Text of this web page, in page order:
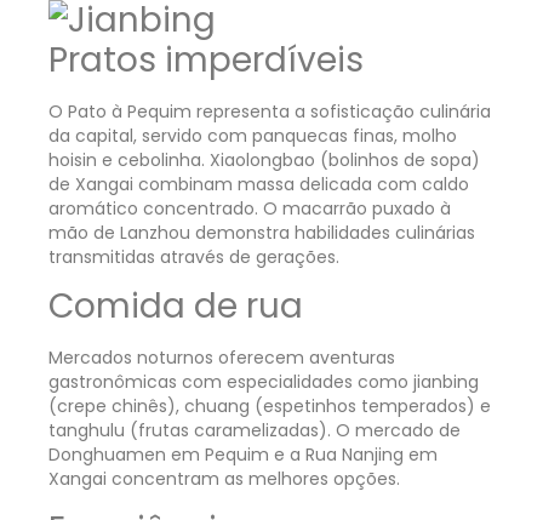
Pratos imperdíveis
O Pato à Pequim representa a sofisticação culinária
da capital, servido com panquecas finas, molho
hoisin e cebolinha. Xiaolongbao (bolinhos de sopa)
de Xangai combinam massa delicada com caldo
aromático concentrado. O macarrão puxado à
mão de Lanzhou demonstra habilidades culinárias
transmitidas através de gerações.
Comida de rua
Mercados noturnos oferecem aventuras
gastronômicas com especialidades como jianbing
(crepe chinês), chuang (espetinhos temperados) e
tanghulu (frutas caramelizadas). O mercado de
Donghuamen em Pequim e a Rua Nanjing em
Xangai concentram as melhores opções.